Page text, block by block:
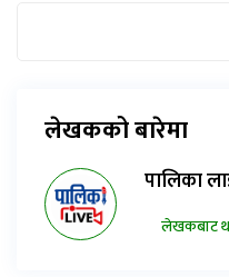
लेखकको बारेमा
पालिका
लेखकबाट